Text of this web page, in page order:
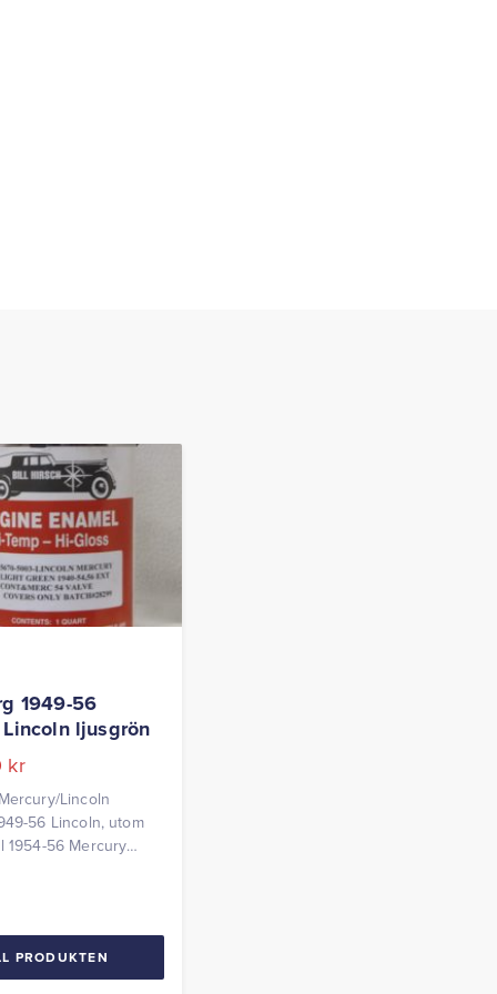
1949-56
ljusgrön
kr
Lincoln
56 Lincoln, utom
1954-56 Mercury
PRODUKTEN